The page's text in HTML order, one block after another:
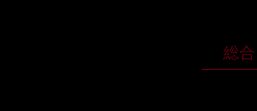
総合